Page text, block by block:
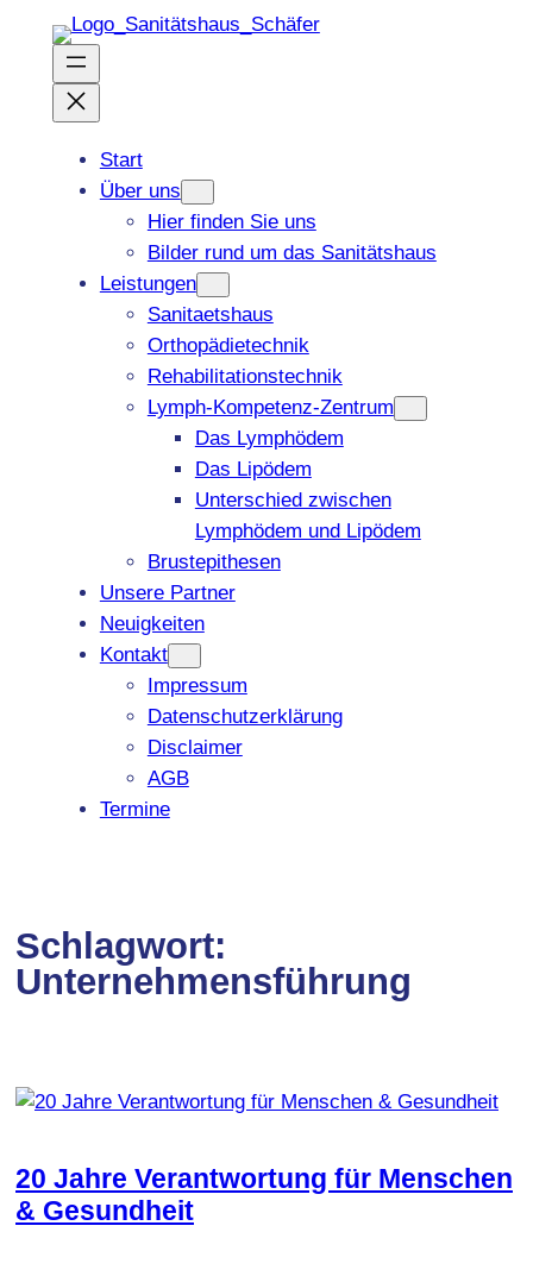
Inhalt
springen
Start
Über uns
Hier finden Sie uns
Bilder rund um das Sanitätshaus
Leistungen
Sanitaetshaus
Orthopädietechnik
Rehabilitationstechnik
Lymph-Kompetenz-Zentrum
Das Lymphödem
Das Lipödem
Unterschied zwischen
Lymphödem und Lipödem
Brustepithesen
Unsere Partner
Neuigkeiten
Kontakt
Impressum
Datenschutzerklärung
Disclaimer
AGB
Termine
Schlagwort:
Unternehmensführung
20 Jahre Verantwortung für Menschen
& Gesundheit